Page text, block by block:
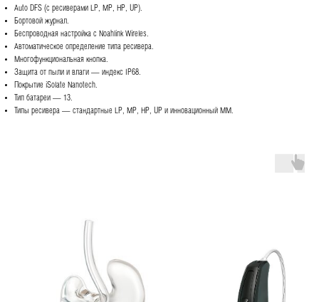
Auto DFS (с ресиверами LP, MP, HP, UP).
Бортовой журнал.
Беспроводная настройка с Noahlink Wireles.
Автоматическое определение типа ресивера.
Многофункциональная кнопка.
Защита от пыли и влаги — индекс IP68.
Покрытие iSolate Nanotech.
Тип батареи — 13.
Типы ресивера — стандартные LP, MP, HP, UP и инновационный ММ.